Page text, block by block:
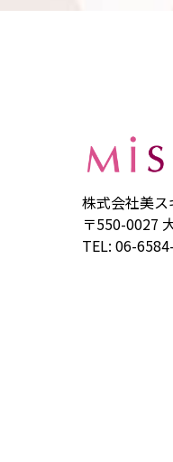
株式会社美ス
〒550-0027
TEL: 06-